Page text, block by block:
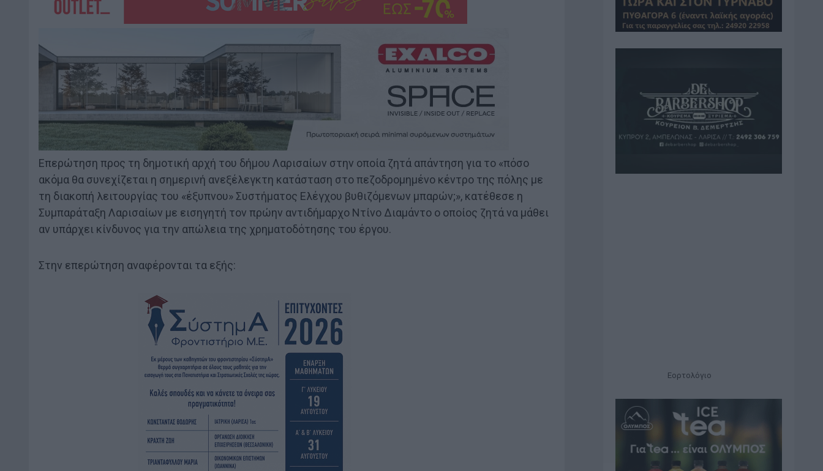
Επερώτηση προς τη δημοτική αρχή του δήμου Λαρισαίων στην οποία ζητά απάντηση για το «πόσο
ακόμα θα συνεχίζεται η σημερινή ανεξέλεγκτη κατάσταση στο πεζοδρομημένο κέντρο της πόλης με
τη διακοπή λειτουργίας του «έξυπνου» Συστήματος Ελέγχου βυθιζόμενων μπαρών;», κατέθεσε η
Συμπαράταξη Λαρισαίων με εισηγητή τον πρώην αντιδήμαρχο Ντίνο Διαμάντο ο οποίος ζητά να μάθει
αν υπάρχει κίνδυνος για την απώλεια της χρηματοδότησης του έργου.
Στην επερώτηση αναφέρονται τα εξής:
Εορτολόγιο